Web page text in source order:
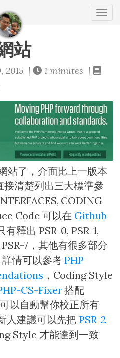
站
2015 |
1 minutes |
站了，介面比上一版本
清楚列出三大標準參
CODING
Code 可以在 Github
有釋出 PSR-0, PSR-1,
7，其他有很多部分
情可以參考 PHP
，Coding Style
CS-Fixer 搭配
以自動幫你校正所有
人建議可以先把 PSR-2
Style 才能達到一致